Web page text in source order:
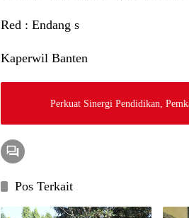
Red : Endang s
Kaperwil Banten
Perkuat Sinergi Pendidikan,
Pos Terkait